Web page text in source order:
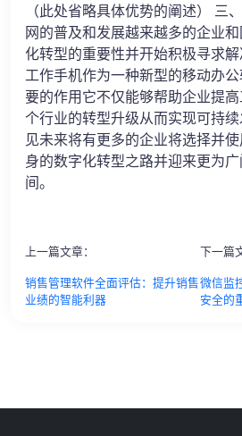
（此处省略具体优势的阐述） 三
网的普及和发展越来越多的企业
化转型的重要性并开始积极寻求
工作手机作为一种新型的移动办
要的作用它不仅能够帮助企业提
个行业的转型升级从而实现可持
见未来将有更多的企业将选择并
身的数字化转型之路并迎来更为
间。
上一篇文章：
销售管理软件全面评估：提升销售
业绩的智能利器
下一篇
微信监
安全的